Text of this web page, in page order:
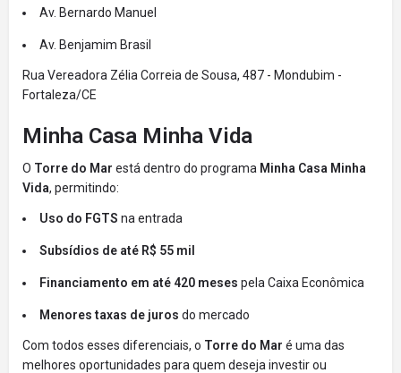
Av. Bernardo Manuel
Av. Benjamim Brasil
Rua Vereadora Zélia Correia de Sousa, 487 - Mondubim -
Fortaleza/CE
Minha Casa Minha Vida
O Torre do Mar está dentro do programa Minha Casa Minha
Vida, permitindo:
Uso do FGTS na entrada
Subsídios de até R$ 55 mil
Financiamento em até 420 meses pela Caixa Econômica
Menores taxas de juros do mercado
Com todos esses diferenciais, o Torre do Mar é uma das
melhores oportunidades para quem deseja investir ou